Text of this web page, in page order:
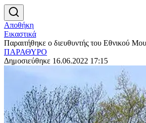
Αποθήκη
Εικαστικά
Παραιτήθηκε ο διευθυντής του Εθνικού
ΠΑΡΑΘΥΡΟ
Δημοσιεύθηκε 16.06.2022 17:15